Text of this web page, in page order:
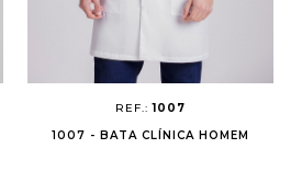
REF.:1007
1007 - BATA CLÍNICA HOMEM